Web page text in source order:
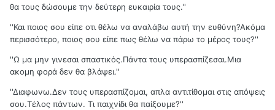
θα τους δώσουμε την δεύτερη ευκαιρία τους.''
''Και ποιος σου είπε οτι θέλω να αναλάβω αυτή την ευθύνη?Ακόμα
περισσότερο, ποιος σου είπε πως θέλω να πάρω το μέρος τους?''
''Ω μα μην γινεσαι σπαστικός.Πάντα τους υπερασπίζεσαι.Μια
ακομη φορά δεν θα βλάψει.''
''Διαφωνω.Δεν τους υπερασπίζομαι, απλα αντιτίθομαι στις απόψεις
σου.Τέλος πάντων. Τι παιχνίδι θα παίξουμε?''